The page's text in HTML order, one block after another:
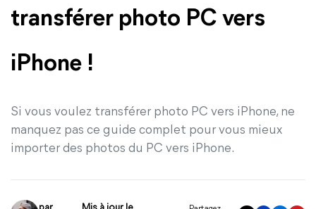
transférer photo PC vers
iPhone !
Si vous voulez transférer photo PC vers iPhone, ne
manquez pas ce guide complet pour vous mieux
importer des photos du PC vers iPhone.